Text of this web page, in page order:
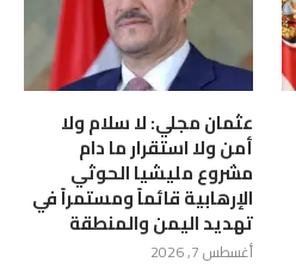
عثمان مجلي: لا سلام ولا
أمن ولا استقرار ما دام
مشروع مليشيا الحوثي
الإرهابية قائماً ومستمراً في
تهديد اليمن والمنطقة
أغسطس 7, 2026